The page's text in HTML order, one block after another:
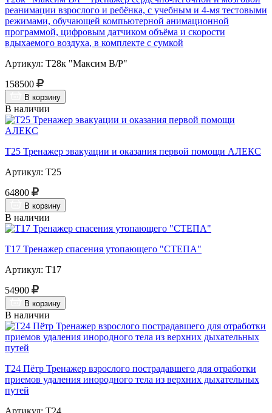
реанимации взрослого и ребёнка, с учебным и 4-мя тестовыми
режимами, обучающей компьютерной анимационной
программой, цифровым датчиком объёма и скорости
вдыхаемого воздуха, в комплекте с сумкой
Артикул: Т28к "Максим В/Р"
158500
В корзину
В наличии
Т25 Тренажер эвакуации и оказания первой помощи АЛЕКС
Артикул: Т25
64800
В корзину
В наличии
Т17 Тренажер спасения утопающего "СТЕПА"
Артикул: Т17
54900
В корзину
В наличии
Т24 Пётр Тренажер взрослого пострадавшего для отработки
приемов удаления инородного тела из верхних дыхательных
путей
Артикул: Т24